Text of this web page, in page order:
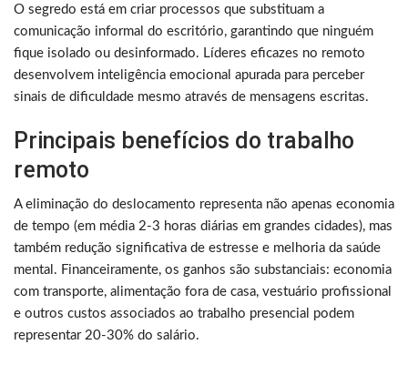
O segredo está em criar processos que substituam a
comunicação informal do escritório, garantindo que ninguém
fique isolado ou desinformado. Líderes eficazes no remoto
desenvolvem inteligência emocional apurada para perceber
sinais de dificuldade mesmo através de mensagens escritas.
Principais benefícios do trabalho
remoto
A eliminação do deslocamento representa não apenas economia
de tempo (em média 2-3 horas diárias em grandes cidades), mas
também redução significativa de estresse e melhoria da saúde
mental. Financeiramente, os ganhos são substanciais: economia
com transporte, alimentação fora de casa, vestuário profissional
e outros custos associados ao trabalho presencial podem
representar 20-30% do salário.